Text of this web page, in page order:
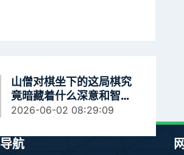
山僧对棋坐下的这局棋究
竟暗藏着什么深意和智慧
令人深思
2026-06-02 08:29:09
导航